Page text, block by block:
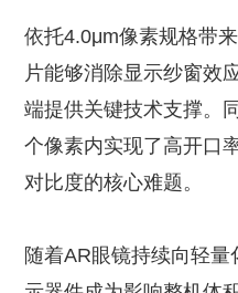
依托4.0μm像素规格带
片能够消除显示纱窗效
端提供关键技术支撑。
个像素内实现了高开口
对比度的核心难题。
随着AR眼镜持续向轻